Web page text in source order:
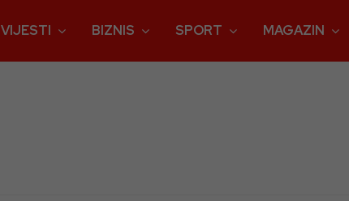
VIJESTI BIZNIS SPORT MAGAZIN